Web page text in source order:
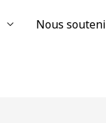
Nous